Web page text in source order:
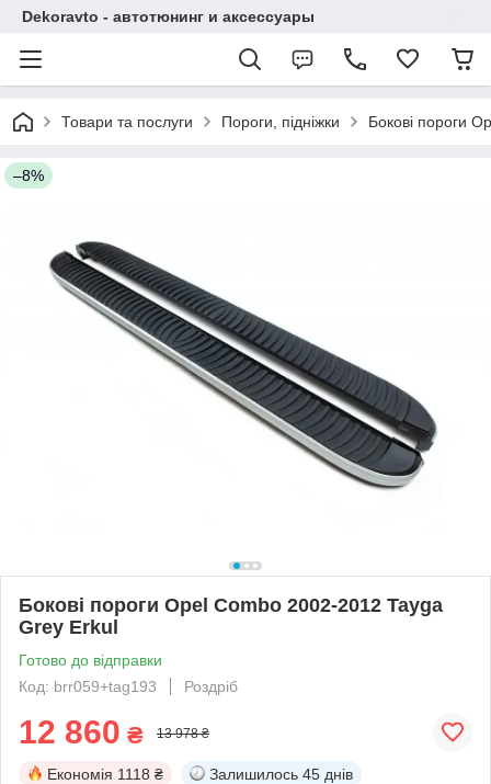
Dekoravto - автотюнинг и аксессуары
Товари та послуги Пороги, підніжки Бокові пороги
–8%
Бокові пороги Opel Combo 2002-2012 Tayga
Grey Erkul
Готово до відправки
Код: brr059+tag193
Роздріб
12 860 ₴ 13 978 ₴
Економія 1118 ₴ Залишилось 45 днів